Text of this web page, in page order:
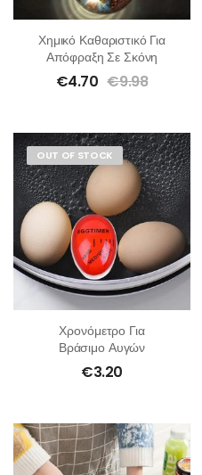
Χημικό Καθαριστικό Για
Απόφραξη Σε Σκόνη
€4.70 €9.98
OUT OF STOCK
Χρονόμετρο Για
Βράσιμο Αυγών
€3.20